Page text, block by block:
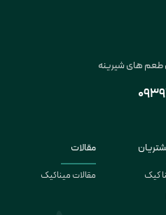
طعم های شیرینه
کیک
مقالات
مقالات میناکیک